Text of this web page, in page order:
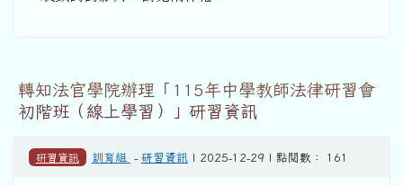
轉知法官學院辦理「115年中學教師法律研習會
初階班（線上學習）」研習資訊
研習資訊 訓育組 - 研習資訊| 2025-12-29 | 點閱數： 161